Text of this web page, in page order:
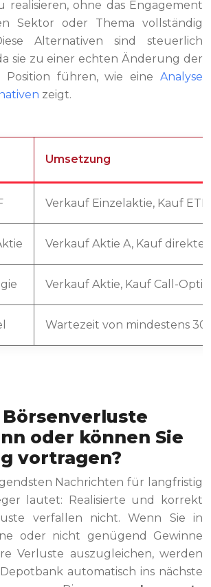
realisieren, ohne das Engagement
Sektor oder Thema vollständig
Alternativen sind steuerlich
sie zu einer echten Änderung der
Position führen, wie eine Analyse
zeigt.
Umsetzung
Verkauf Einzelaktie, Kauf
Verkauf Aktie A, Kauf
Verkauf Aktie, Kauf Call-
Wartezeit von mindestens
oder können Sie
vortragen?
Nachrichten für langfristig
lautet: Realisierte und korrekt
verfallen nicht. Wenn Sie in
oder nicht genügend Gewinne
Verluste auszugleichen, werden
automatisch ins nächste